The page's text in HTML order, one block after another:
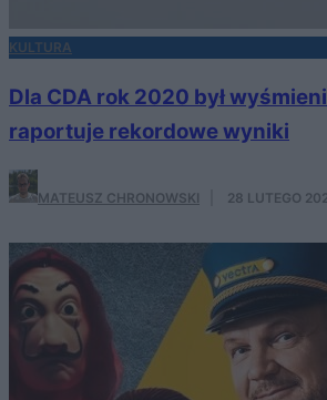
KULTURA
Dla CDA rok 2020 był
raportuje rekordowe wyniki
MATEUSZ CHRONOWSKI 28 LUTEGO